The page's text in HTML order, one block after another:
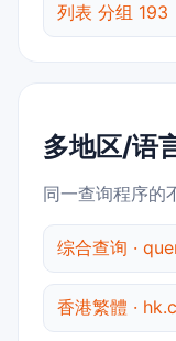
列表 分组 193
多地区/语
同一查询程序的